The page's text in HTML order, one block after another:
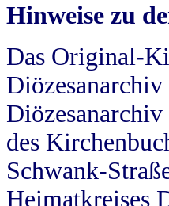
Hinweise zu
Das Original-
des
Schwank-
Heimatkreises